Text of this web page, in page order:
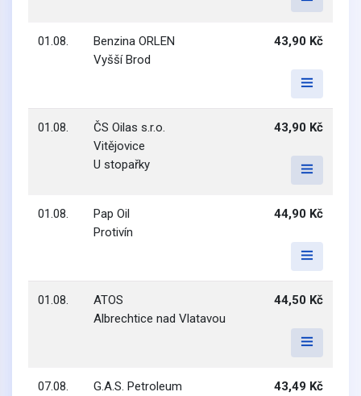
01.08.
Benzina ORLEN
Vyšší Brod
43,90 Kč
01.08.
ČS Oilas s.r.o.
Vitějovice
U stopařky
43,90 Kč
01.08.
Pap Oil
Protivín
44,90 Kč
01.08.
ATOS
Albrechtice nad Vlatavou
44,50 Kč
07.08.
G.A.S. Petroleum
43,49 Kč